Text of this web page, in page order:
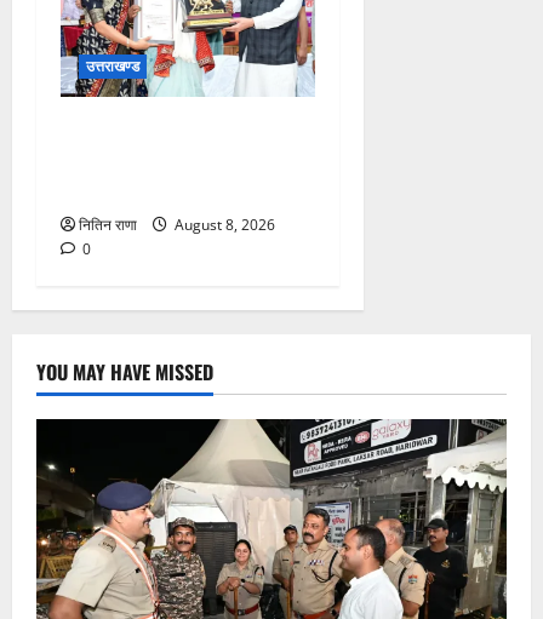
उत्तराखण्ड
नितिन राणा
August 8, 2026
0
YOU MAY HAVE MISSED